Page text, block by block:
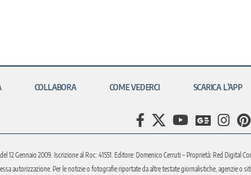
COLLABORA COME VEDERCI SCARICA L’APP
12 Gennaio 2009. Iscrizione al Roc: 41551. Editore: Domenico Cerruti – Proprietà: Red
autorizzazione. Per le notizie o fotografie riportate da altre testate giornalistiche, agenzie